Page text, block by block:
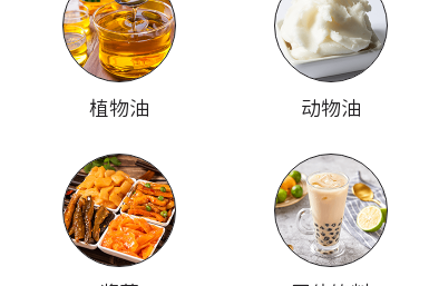
植物油 动物油